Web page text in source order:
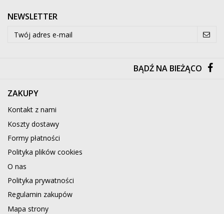
NEWSLETTER
BĄDŹ NA BIEŻĄCO
ZAKUPY
Kontakt z nami
Koszty dostawy
Formy płatności
Polityka plików cookies
O nas
Polityka prywatności
Regulamin zakupów
Mapa strony